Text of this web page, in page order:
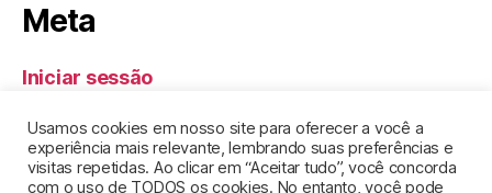
Meta
Iniciar sessão
Feed de comentários
WordPress.org
Usamos cookies em nosso site para oferecer a você a
experiência mais relevante, lembrando suas preferências e
visitas repetidas. Ao clicar em “Aceitar tudo”, você concorda
com o uso de TODOS os cookies. No entanto, você pode